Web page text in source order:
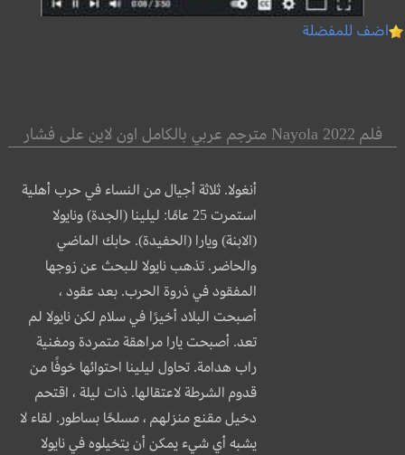
اضف للمفضلة
فلم Nayola 2022 مترجم عربي بالكامل اون لاين على فشار
أنغولا. ثلاثة أجيال من النساء في حرب أهلية
استمرت 25 عامًا: ليلينا (الجدة) ونايولا
(الابنة) ويارا (الحفيدة). حابك الماضي
والحاضر. تذهب نايولا للبحث عن زوجها
المفقود في ذروة الحرب. بعد عقود ،
أصبحت البلاد أخيرًا في سلام لكن نايولا لم
تعد. أصبحت يارا مراهقة متمردة ومغنية
راب هدامة. تحاول ليلينا احتوائها خوفًا من
قدوم الشرطة لاعتقالها. ذات ليلة ، اقتحم
دخيل مقنع منزلهم ، مسلحًا بساطور. لقاء لا
يشبه أي شيء يمكن أن يتخيلوه في نايولا